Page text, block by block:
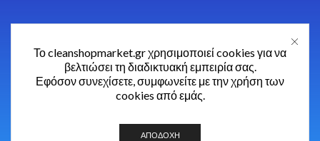
Το cleanshopmarket.gr χρησιμοποιεί cookies για να
βελτιώσει τη διαδικτυακή εμπειρία σας.
Εφόσον συνεχίσετε, συμφωνείτε με την χρήση των
cookies από εμάς.
ΑΠΟΔΟΧΉ